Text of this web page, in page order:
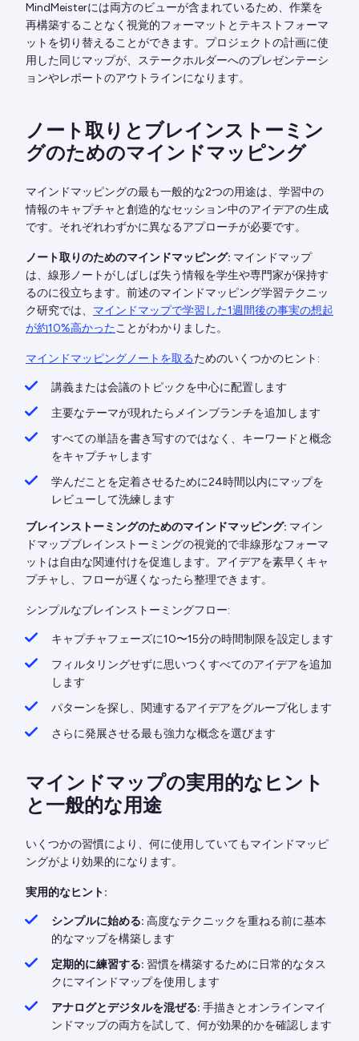
MindMeisterには両方のビューが含まれているため、作業を
再構築することなく視覚的フォーマットとテキストフォーマ
ットを切り替えることができます。プロジェクトの計画に使
用した同じマップが、ステークホルダーへのプレゼンテーシ
ョンやレポートのアウトラインになります。
ノート取りとブレインストーミン
グのためのマインドマッピング
マインドマッピングの最も一般的な2つの用途は、学習中の
情報のキャプチャと創造的なセッション中のアイデアの生成
です。それぞれわずかに異なるアプローチが必要です。
ノート取りのためのマインドマッピング: マインドマップ
は、線形ノートがしばしば失う情報を学生や専門家が保持す
るのに役立ちます。前述のマインドマッピング学習テクニッ
ク研究では、 マインドマップで学習した1週間後の事実の想起
が約10%高かったことがわかりました。
マインドマッピングノートを取るためのいくつかのヒント:
講義または会議のトピックを中心に配置します
主要なテーマが現れたらメインブランチを追加します
すべての単語を書き写すのではなく、キーワードと概念
をキャプチャします
学んだことを定着させるために24時間以内にマップを
レビューして洗練します
ブレインストーミングのためのマインドマッピング: マイン
ドマップブレインストーミングの視覚的で非線形なフォーマ
ットは自由な関連付けを促進します。アイデアを素早くキャ
プチャし、フローが遅くなったら整理できます。
シンプルなブレインストーミングフロー:
キャプチャフェーズに10〜15分の時間制限を設定します
フィルタリングせずに思いつくすべてのアイデアを追加
します
パターンを探し、関連するアイデアをグループ化します
さらに発展させる最も強力な概念を選びます
マインドマップの実用的なヒント
と一般的な用途
いくつかの習慣により、何に使用していてもマインドマッピ
ングがより効果的になります。
実用的なヒント:
シンプルに始める: 高度なテクニックを重ねる前に基本
的なマップを構築します
定期的に練習する: 習慣を構築するために日常的なタス
クにマインドマップを使用します
アナログとデジタルを混ぜる: 手描きとオンラインマイ
ンドマップの両方を試して、何が効果的かを確認します